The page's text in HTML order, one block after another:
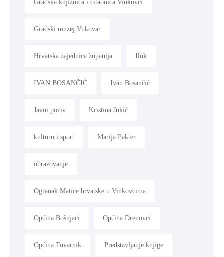
Gradska knjižnica i čitaonica Vinkovci
Gradski muzej Vukovar
Hrvatska zajednica županija Ilok
IVAN BOSANČIĆ Ivan Bosančić
Javni poziv Kristina Jukić
kulturu i sport Marija Pakter
obrazovanje
Ogranak Matice hrvatske u Vinkovcima
Općina Bošnjaci Općina Drenovci
Općina Tovarnik Predstavljanje knjige